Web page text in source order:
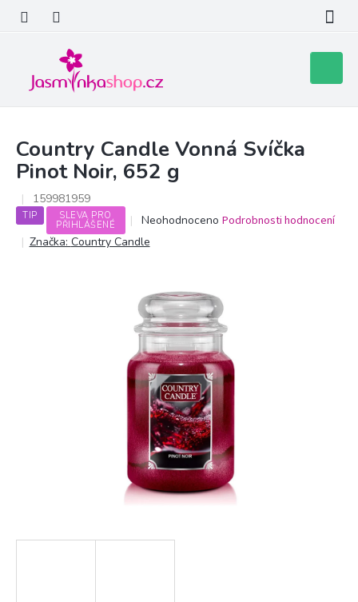
obsah
košík
Country Candle Vonná Svíčka
Pinot Noir, 652 g
159981959
TIP
SLEVA PRO
PŘIHLÁŠENÉ
Průměrné
hodnocení
produktu
z
5
hvězdiček.
Neohodnoceno Podrobnosti hodnocení
Značka: Country Candle